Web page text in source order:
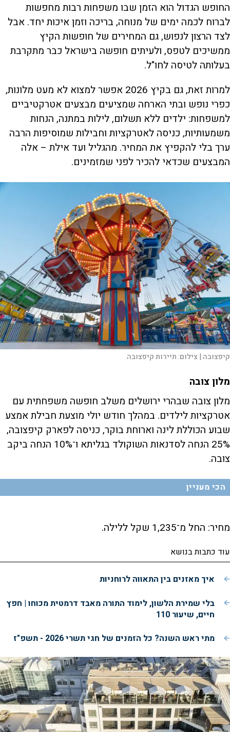
החופש הגדול הוא הזמן שבו משפחות רבות מחפשות
לברוח לכמה ימים של מנוחה, בריכה וזמן איכות יחד. אבל
לצד הרצון לנפוש, גם המחירים של חופשות הקיץ
ממשיכים לטפס, ולעיתים חופשה בישראל כבר מתקרבת
בעלותה לטיסה לחו"ל.
למרות זאת, גם בקיץ 2026 אפשר למצוא לא מעט מלונות,
כפרי נופש ובתי הארחה שמציעים מבצעים אטרקטיביים
למשפחות: ילדים ללא תשלום, לילות במתנה, הנחות
משמעותיות, כניסה לאטרקציות וחבילות שמוסיפות הרבה
ערך בלי להקפיץ את המחיר. מהגליל ועד אילת – אלה
המבצעים שכדאי להכיר לפני שמזמינים.
קיפצובה | צילום:תיירות קיפצובה
מלון צובה
מלון צובה שבהרי ירושלים משלב חופשה משפחתית עם
אטרקציות לילדים. במהלך חודש יולי מוצעת חבילת אמצע
שבוע הכוללת לינה וארוחת בוקר, כניסה לפארק קיפצובה,
25% הנחה לסדנאות השוקולד בגליתא ו־10% הנחה ביקב
צובה.
הכי מעניין
מחיר: החל מ־1,235 שקל ללילה.
עוד כתבות בנושא
איך מאזנים בין התאווה לרוחניות
בלי שמירת הלשון, לימוד התורה מאבד דרמטית מכוחו | חפץ
חיים, שיעור 110
מתי ראש השנה? כל הזמנים של חגי תשרי 2026 - תשפ"ז